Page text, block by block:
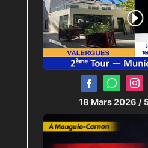
18 Mars 2026 /